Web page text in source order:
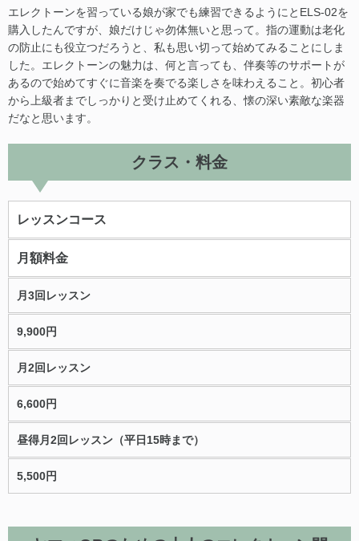
エレクトーンを習っている娘が家でも練習できるようにとELS-02を
購入したんですが、娘だけじゃ勿体無いと思って。指の運動は老化
の防止にも役立つだろうと、私も思い切って始めてみることにしま
した。エレクトーンの魅力は、何と言っても、伴奏等のサポートが
あるので始めてすぐに音楽を奏でる楽しさを味わえること。初心者
から上級者までしっかりと受け止めてくれる、懐の深い素敵な楽器
だなと思います。
クラス・料金
レッスンコース
月額料金
月3回レッスン
9,900円
月2回レッスン
6,600円
昼得月2回レッスン（平日15時まで）
5,500円